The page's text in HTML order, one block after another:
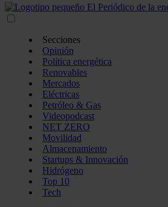
Secciones
Opinión
Política energética
Renovables
Mercados
Eléctricas
Petróleo & Gas
Videopodcast
NET ZERO
Movilidad
Almacenamiento
Startups & Innovación
Hidrógeno
Top 10
Tech